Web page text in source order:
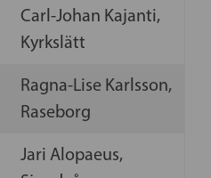
Carl-Johan Kajanti,
Kyrkslätt
Ragna-Lise Karlsson,
Raseborg
Jari Alopaeus,